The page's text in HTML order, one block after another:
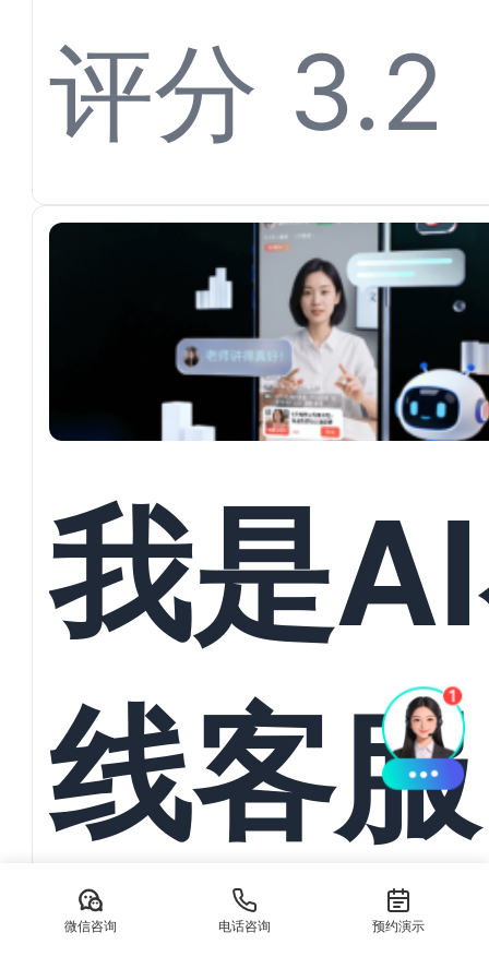
离不
平台
统一
与订
动导入
评分 3.2
我是
线客
AI在线客服系统：本地生活服务离不开抖音/美团私信承接 在数
生活服务商家正面临前所未有的流量竞争压力。无论是餐饮、美
务，消费...
微信咨询 电话咨询 预约演示